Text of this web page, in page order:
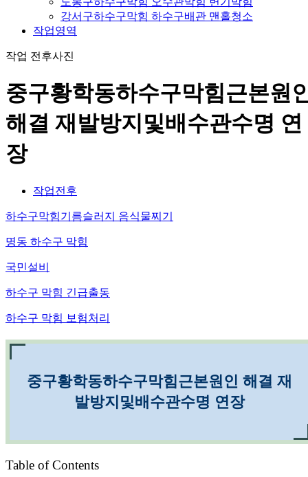
강서구하수구막힘 하수구배관 맨홀청소
작업영역
작업 전후사진
중구황학동하수구막힘근본원
해결 재발방지및배수관수명 연
장
작업전후
하수구막힘기름슬러지 음식물찌기
명동 하수구 막힘
국민설비
하수구 막힘 긴급출동
하수구 막힘 보험처리
중구황학동하수구막힘근본원인 해결 재
발방지및배수관수명 연장
Table of Contents